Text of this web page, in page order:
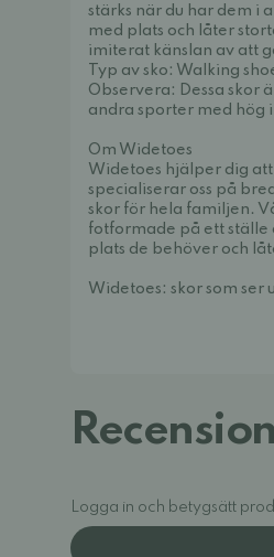
stärks när du har dem i
med plats och låter
imiterat känslan av att
Typ av sko: Walking
Observera: Dessa skor
andra sporter med hög
Om Widetoes
Widetoes hjälper dig att
specialiserar oss på
skor för hela familjen.
fotformade på ett ställe
plats de behöver och
Widetoes: skor som ser
Logga in och betygsätt